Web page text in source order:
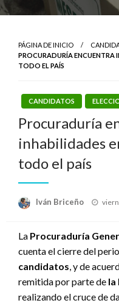
PÁGINA DE INICIO
PROCURADURÍA ENCUENTRA
TODO EL PAÍS
CANDIDATOS
Procuraduría
inhabilidades
todo el país
Iván Briceño
La Procuraduría
cuenta el cierre del
candidatos , y de
remitida por parte de la
realizando el cruce de